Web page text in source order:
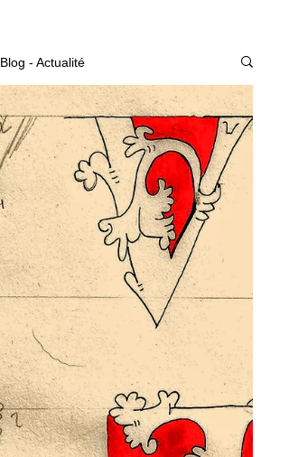
Blog - Actualité